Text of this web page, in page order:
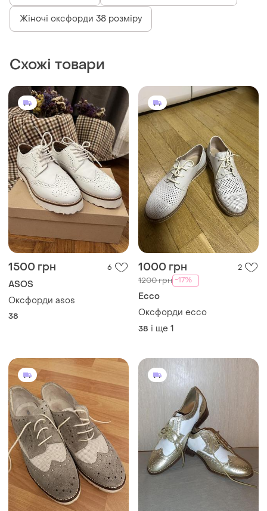
Жіночі оксфорди 38 розміру
Схожі товари
1500 грн 6
ASOS
Оксфорди asos
38
1000 грн 2
1200 грн -17%
Ecco
Оксфорди ecco
38 і ще 1